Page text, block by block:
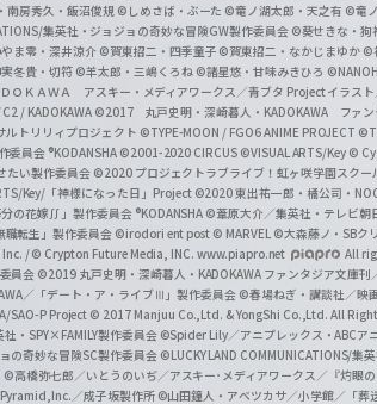
l
南房秀久・飯沼俊規 ©しめさば・ぶーた ©竜ノ湖太郎・天之有 ©竜
集英社・ジョジョの奇妙な冒険GW製作委員会 ©葵せきな・狗
ま零・深井涼介 ©賀東招二・四季童子 ©賀東招二・なかじまゆか ©
冬貴・切符 ©羊太郎・三嶋くろね ©諸星悠・甘味みきひろ
ＯＫＡＷＡ アスキー・メディアワークス／青ブタ Project イラスト
/ KADOKAWA ©2017 丸戸史明・深崎暮人・KADOKAWA ファ
ルトリリィプロジェクト ©TYPE-MOON / FGO6 ANIME PROJECT
委員会 ®KODANSHA ©2001-2020 CIRCUS ©VISUAL ARTS/Key ©
たい製作委員会 ©2020 プロジェクトラブライブ！虹ヶ咲学園スクー
Key/「神様になった日」Project ©2020 東出祐一郎・橘公司・
の花嫁∬」製作委員会 ®KODANSHA ©葦原大介／集英社・テレビ朝
転生」製作委員会 ©irodori ent post © MARVEL ©大森藤ノ・SBク
/ © Crypton Future Media, INC. www.piapro.net All
員会 ©2019 丸戸史明・深崎暮人・KADOKAWA ファンタジア文庫
／「デート・ア・ライブⅢ」製作委員会 ©春場ねぎ・講談社／映
SAO-P Project © 2017 Manjuu Co.,Ltd. & YongShi Co.,Ltd. All
・SPY×FAMILY製作委員会 ©Spider Lily／アニプレックス・ABCア
の奇妙な冒険SC製作委員会 ©LUCKY LAND COMMUNICATIONS/集
©高橋弥七郎／いとうのいぢ／アスキー･メディアワークス／『灼眼
／成子坂製作所 ©山田鐘人・アベツカサ／小学館／「葬